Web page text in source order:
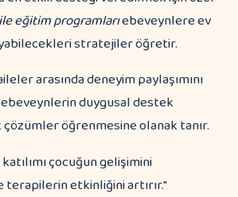
eğitim programlarıebeveynlere ev
stratejiler öğretir.
arasında deneyim paylaşımını
duygusal destek
öğrenmesine olanak tanır.
çocuğun gelişimini
terapilerin etkinliğini artırır."